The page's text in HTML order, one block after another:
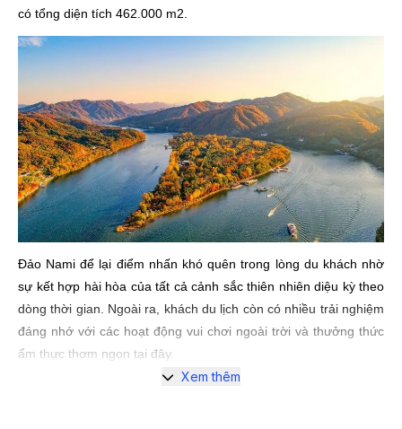
có tổng diện tích 462.000 m2.
Đảo Nami để lại điểm nhấn khó quên trong lòng du khách nhờ
sự kết hợp hài hòa của tất cả cảnh sắc thiên nhiên diệu kỳ theo
dòng thời gian. Ngoài ra, khách du lịch còn có nhiều trải nghiệm
đáng nhớ với các hoạt động vui chơi ngoài trời và thưởng thức
ẩm thực thơm ngon tại đây.
ở Nami
Xem thêm